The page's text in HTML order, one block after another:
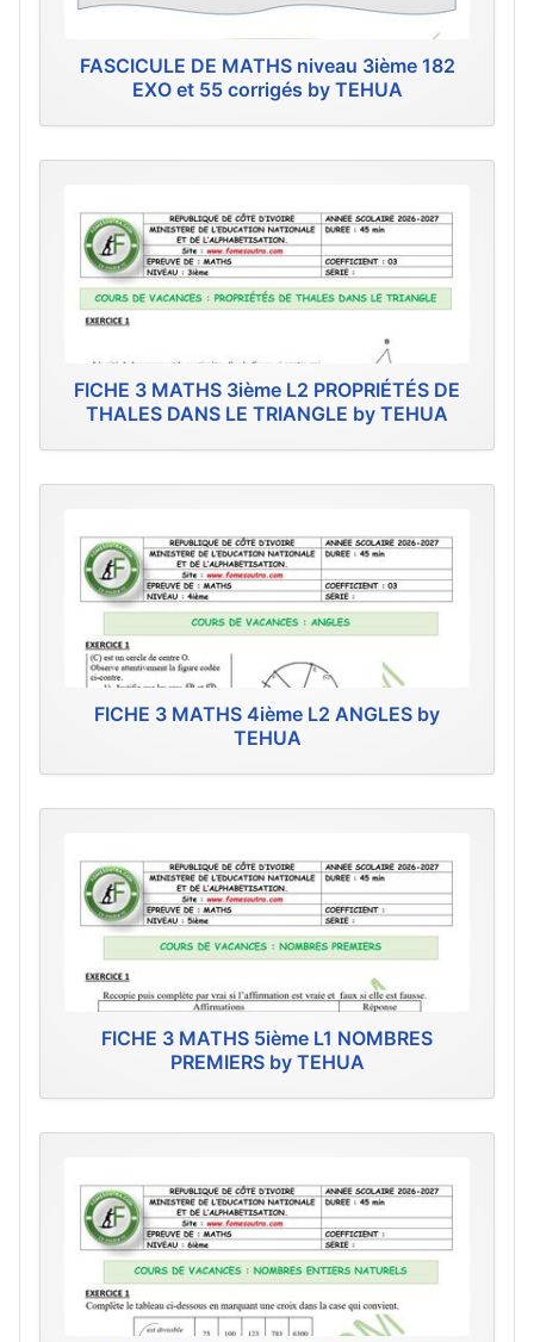
FASCICULE DE MATHS niveau 3ième 182
EXO et 55 corrigés by TEHUA
FICHE 3 MATHS 3ième L2 PROPRIÉTÉS DE
THALES DANS LE TRIANGLE by TEHUA
FICHE 3 MATHS 4ième L2 ANGLES by
TEHUA
FICHE 3 MATHS 5ième L1 NOMBRES
PREMIERS by TEHUA